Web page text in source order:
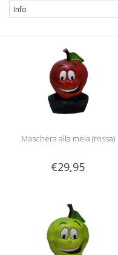
Maschera alla mela (rossa)
€29,95